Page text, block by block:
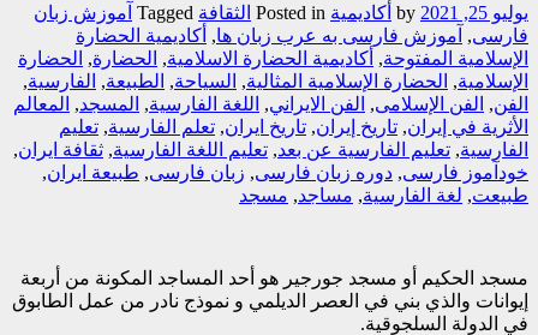
يوليو 25, 2021 أکادیمیة Posted in الثقافة Tagged آموزش زبان
فارسی, آموزش فارسی به عرب زبان ها, أکادیمیة الحضارة
الإسلامیة المفتوحة, أکادیمیة الحضارة الاسلامیة, الحضارة, الحضارة
الإسلامية, الحضارة الإسلامية المثالية, السیاحة, الطبیعة, الفارسیة,
الفن, الفن الإسلامی, الفن الایراني, اللغة الفارسیة, المسجد, المعالم
الأثریة في إیران, تاریخ إیران, تاریخ ایران, تعلم الفارسیة, تعلیم
الفارسیة, تعلیم الفارسیة عن بعد, تعلیم اللغة الفارسیة, ثقافة ایران,
خودآموز فارسی, دوره زبان فارسی, زبان فارسی, طبیعة ایران,
طبیعت, لغة الفارسیة, مساجد, مسجد
مسجد الحكيم أو مسجد جورجير هو أحد المساجد المكونة من أربعة
إیوانات والذي بني في العصر الدیلمي و نموذج نادر من عمل الطابوق
في الدولة السلجوقیة.